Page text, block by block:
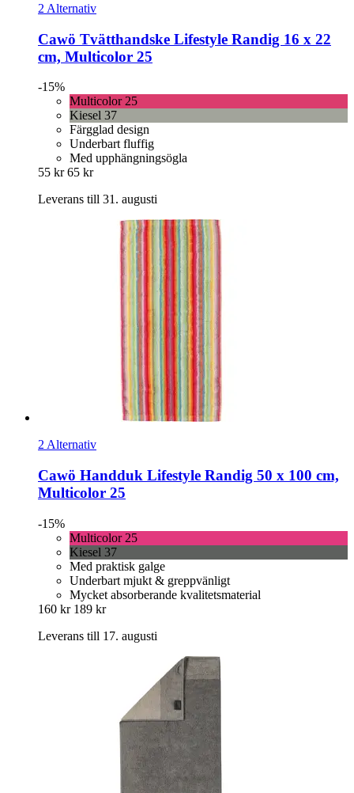
2 Alternativ
Cawö Tvätthandske Lifestyle Randig 16 x 22
cm, Multicolor 25
-15%
Multicolor 25
Kiesel 37
Färgglad design
Underbart fluffig
Med upphängningsögla
55 kr 65 kr
Leverans till 31. augusti
2 Alternativ
Cawö Handduk Lifestyle Randig 50 x 100 cm,
Multicolor 25
-15%
Multicolor 25
Kiesel 37
Med praktisk galge
Underbart mjukt & greppvänligt
Mycket absorberande kvalitetsmaterial
160 kr 189 kr
Leverans till 17. augusti